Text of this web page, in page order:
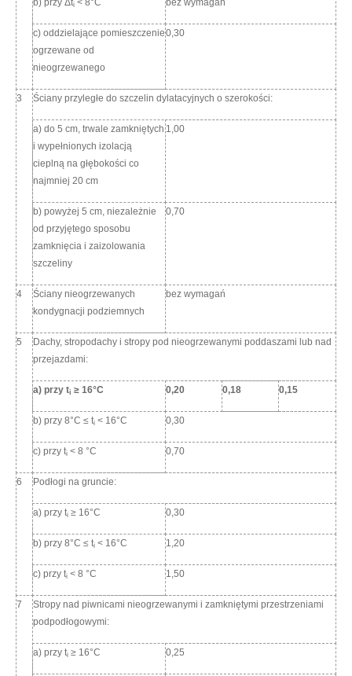
i
c) oddzielające pomieszczenie
ogrzewane od
nieogrzewanego
0,30
3 Ściany przyległe do szczelin dylatacyjnych o szerokości:
a) do 5 cm, trwale zamkniętych
i wypełnionych izolacją
cieplną na głębokości co
najmniej 20 cm
1,00
b) powyżej 5 cm, niezależnie
od przyjętego sposobu
zamknięcia i zaizolowania
szczeliny
0,70
4
Ściany nieogrzewanych
kondygnacji podziemnych
bez wymagań
5
Dachy, stropodachy i stropy pod nieogrzewanymi poddaszami lub nad
przejazdami:
a) przy ti ≥ 16°C 0,20 0,18 0,15
b) przy 8°C ≤ ti < 16°C 0,30
c) przy ti < 8 °C 0,70
6 Podłogi na gruncie:
a) przy ti ≥ 16°C 0,30
b) przy 8°C ≤ ti < 16°C 1,20
c) przy ti < 8 °C 1,50
7
Stropy nad piwnicami nieogrzewanymi i zamkniętymi przestrzeniami
podpodłogowymi:
a) przy ti ≥ 16°C 0,25